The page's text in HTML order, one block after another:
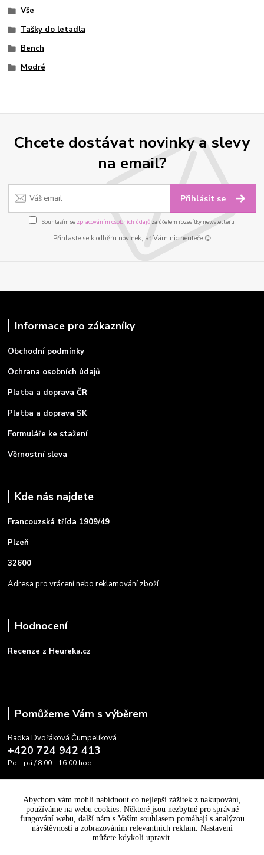
Vše
Tašky do letadla
Bench
Modré
Chcete dostávat novinky a slevy
na email?
Přihlásit se
Souhlasím se zpracováním osobních údajůza účelem rozesílky newsletteru.
Přihlaste se k odběru novinek, ať Vám nic neuteče 😊
Informace pro zákazníky
Obchodní podmínky
Ochrana osobních údajů
Platba a doprava ČR
Platba a doprava SK
Formuláře ke stažení
Věrnostní sleva
Kde nás najdete
Francouzská třída 1909/49
Plzeň
32600
Adresa pro vrácení nebo reklamování zboží.
Hodnocení
Recenze z Heureka.cz
Pomůžeme Vám s výběrem
Radka Dvořáková Čumpelíková
+420 724 942 413
Po - pá / 8:00 - 16:00 hod
Abychom vám mohli nabídnout co nejlepší zážitek z nakupování,
používáme na webu cookies. Některé jsou nezbytné pro správné
fungování webu, další nám s Vaším souhlasem pomáhají s analýzou
návštěvnosti a zobrazováním relevantních reklam. Nastavení
můžete kdykoli upravit.